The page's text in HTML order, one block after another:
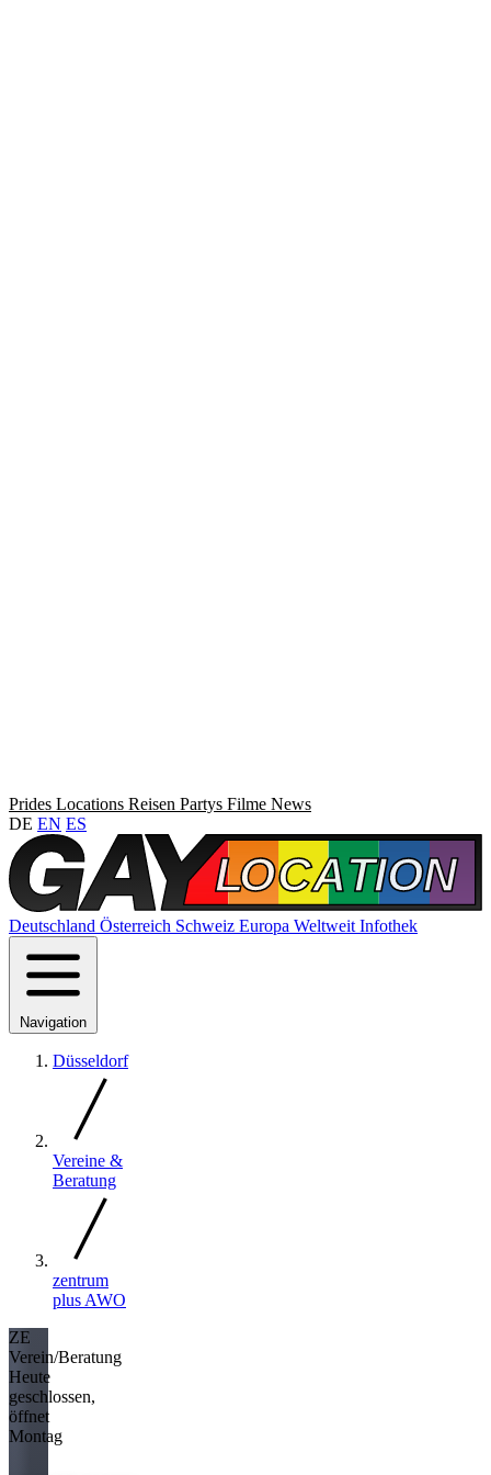
Prides Locations Reisen Partys Filme News
DE EN ES
Deutschland Österreich Schweiz Europa Weltweit Infothek
Navigation
Düsseldorf
Vereine &
Beratung
zentrum
plus AWO
ZE
Verein/Beratung
Heute
geschlossen,
öffnet
Montag